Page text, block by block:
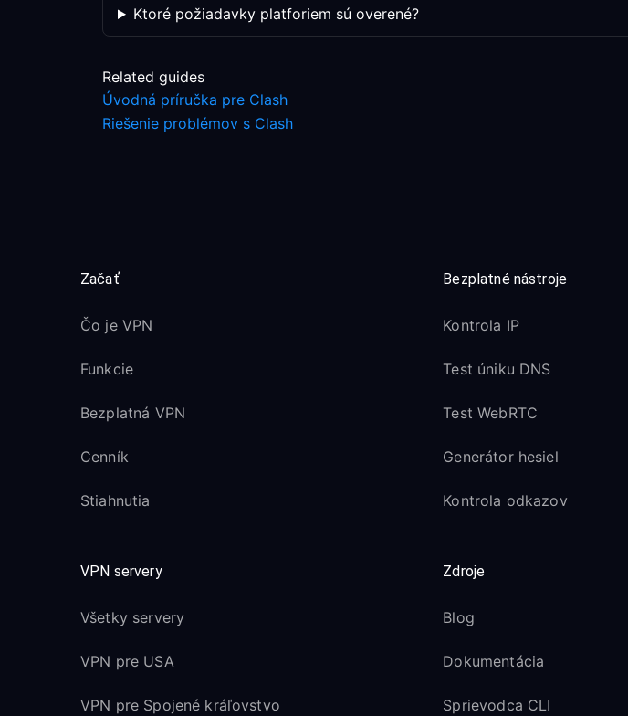
Ktoré požiadavky platforiem sú overené?
Related guides
Úvodná príručka pre Clash
Riešenie problémov s Clash
Začať
Čo je VPN
Funkcie
Bezplatná VPN
Cenník
Stiahnutia
Bezplatné nástroje
Kontrola IP
Test úniku DNS
Test WebRTC
Generátor hesiel
Kontrola odkazov
VPN servery
Všetky servery
VPN pre USA
VPN pre Spojené kráľovstvo
Zdroje
Blog
Dokumentácia
Sprievodca CLI